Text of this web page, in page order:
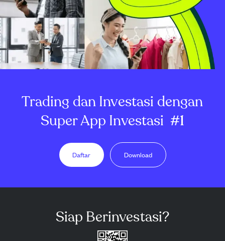
Trading dan Investasi dengan
Super App Investasi #1
Daftar Download
Siap Berinvestasi?